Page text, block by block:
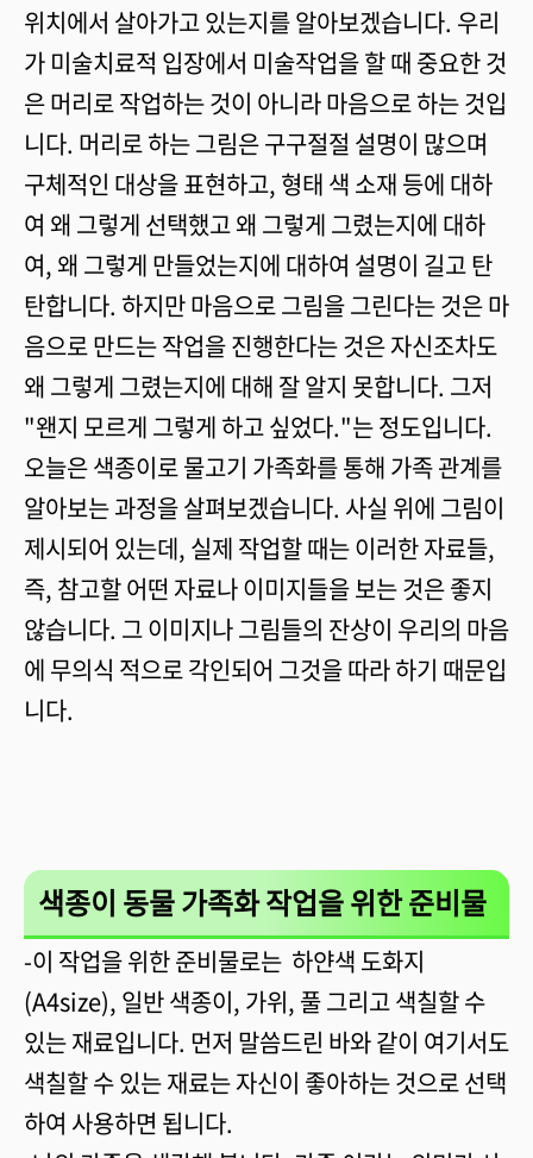
위치에서 살아가고 있는지를 알아보겠습니다. 우리
가 미술치료적 입장에서 미술작업을 할 때 중요한 것
은 머리로 작업하는 것이 아니라 마음으로 하는 것입
니다. 머리로 하는 그림은 구구절절 설명이 많으며
구체적인 대상을 표현하고, 형태 색 소재 등에 대하
여 왜 그렇게 선택했고 왜 그렇게 그렸는지에 대하
여, 왜 그렇게 만들었는지에 대하여 설명이 길고 탄
탄합니다. 하지만 마음으로 그림을 그린다는 것은 마
음으로 만드는 작업을 진행한다는 것은 자신조차도
왜 그렇게 그렸는지에 대해 잘 알지 못합니다. 그저
"왠지 모르게 그렇게 하고 싶었다."는 정도입니다.
오늘은 색종이로 물고기 가족화를 통해 가족 관계를
알아보는 과정을 살펴보겠습니다. 사실 위에 그림이
제시되어 있는데, 실제 작업할 때는 이러한 자료들,
즉, 참고할 어떤 자료나 이미지들을 보는 것은 좋지
않습니다. 그 이미지나 그림들의 잔상이 우리의 마음
에 무의식 적으로 각인되어 그것을 따라 하기 때문입
니다.
색종이 동물 가족화 작업을 위한 준비물
-이 작업을 위한 준비물로는 하얀색 도화지
(A4size), 일반 색종이, 가위, 풀 그리고 색칠할 수
있는 재료입니다. 먼저 말씀드린 바와 같이 여기서도
색칠할 수 있는 재료는 자신이 좋아하는 것으로 선택
하여 사용하면 됩니다.